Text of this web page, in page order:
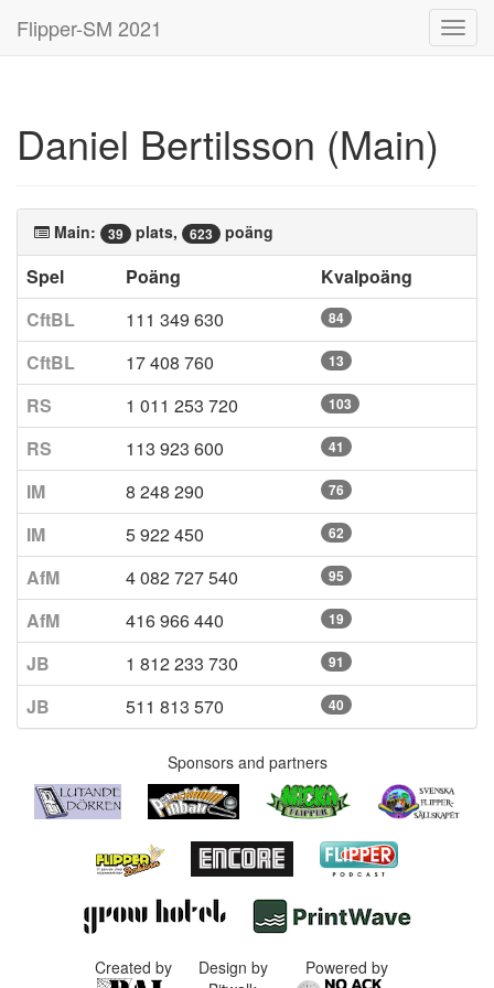
Flipper-SM 2021
Daniel Bertilsson (Main)
Main: 39 plats, 623 poäng
Spel Poäng
Kvalpoäng
CftBL
111 349 630 84
CftBL 17 408 760 13
RS 1 011 253 720 103
RS 113 923 600 41
IM 8 248 290 76
IM 5 922 450 62
AfM 4 082 727 540 95
AfM 416 966 440 19
JB 1 812 233 730 91
JB 511 813 570 40
Sponsors and partners
Created by
Design by
Powered by